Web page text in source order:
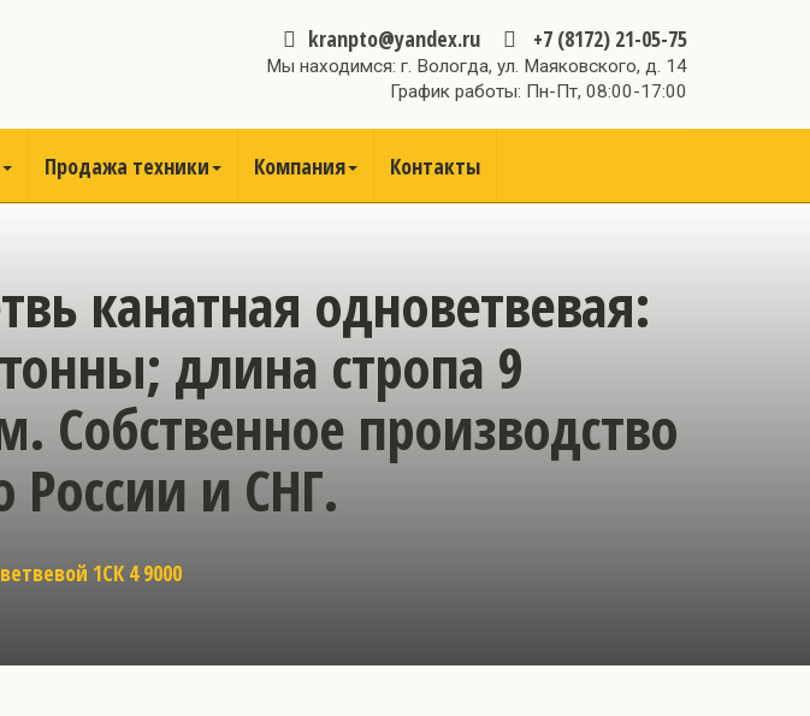
kranpto@yandex.ru +7 (8172) 21-05-75
Мы находимся: г. Вологда, ул. Маяковского, д. 14
График работы: Пн-Пт, 08:00-17:00
Продажа техники Компания Контакты
канатная одноветвевая:
длина стропа 9
Собственное производство
России и СНГ.
1СК 4 9000